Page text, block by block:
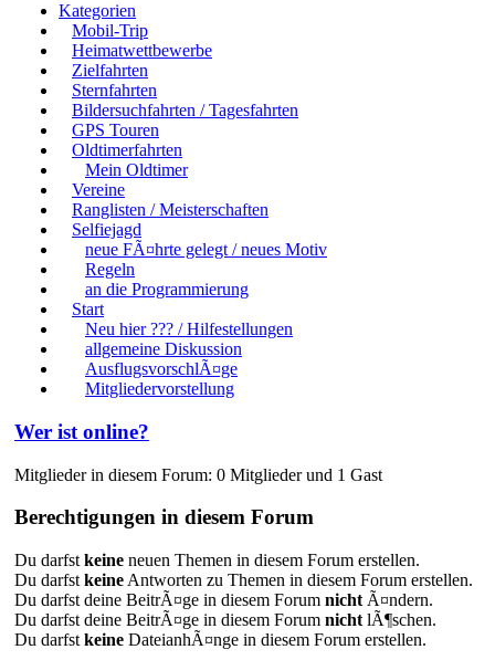
Kategorien
Mobil-Trip
Heimatwettbewerbe
Zielfahrten
Sternfahrten
Bildersuchfahrten / Tagesfahrten
GPS Touren
Oldtimerfahrten
Mein Oldtimer
Vereine
Ranglisten / Meisterschaften
Selfiejagd
neue FÃ¤hrte gelegt / neues Motiv
Regeln
an die Programmierung
Start
Neu hier ??? / Hilfestellungen
allgemeine Diskussion
AusflugsvorschlÃ¤ge
Mitgliedervorstellung
Wer ist online?
Mitglieder in diesem Forum: 0 Mitglieder und 1 Gast
Berechtigungen in diesem Forum
Du darfst keine neuen Themen in diesem Forum erstellen.
Du darfst keine Antworten zu Themen in diesem Forum erstellen.
Du darfst deine BeitrÃ¤ge in diesem Forum nicht Ã¤ndern.
Du darfst deine BeitrÃ¤ge in diesem Forum nicht lÃ¶schen.
Du darfst keine DateianhÃ¤nge in diesem Forum erstellen.